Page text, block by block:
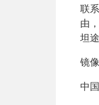
联
由
坦途
镜
中